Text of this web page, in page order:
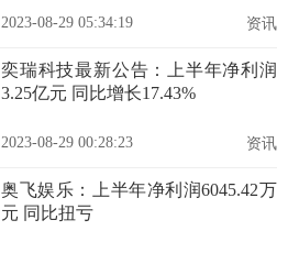
2023-08-29 05:34:19 资讯
奕瑞科技最新公告：上半年净利润
3.25亿元 同比增长17.43%
2023-08-29 00:28:23 资讯
奥飞娱乐：上半年净利润6045.42万
元 同比扭亏